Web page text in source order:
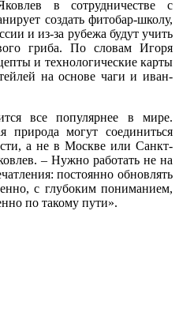
в сотрудничестве с
создать фитобар-школу,
и из-за рубежа будут учить
гриба. По словам Игоря
и технологические карты
на основе чаги и иван-
все популярнее в мире.
природа могут соединиться
а не в Москве или Санкт-
– Нужно работать не на
постоянно обновлять
с глубоким пониманием,
по такому пути».